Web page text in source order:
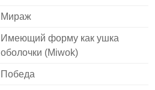
Мираж
Имеющий форму как ушка
оболочки (Miwok)
Победа